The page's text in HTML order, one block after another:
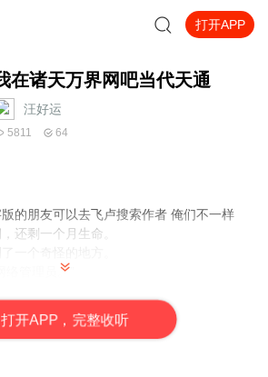
打开APP
在诸天万界网吧当代天通
汪好运
5811 64
的朋友可以去飞卢搜索作者 俺们不一样
还剩一个月生命。
络管理员。”
续个毛。卓琸已经给自己准备好了棺材。
打开APP，完整收听